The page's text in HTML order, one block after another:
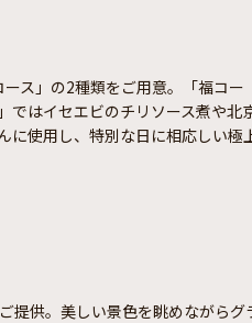
ス」の2種類をご用意。「福コー
ではイセエビのチリソース煮や北
に使用し、特別な日に相応しい極
提供。美しい景色を眺めながらグ